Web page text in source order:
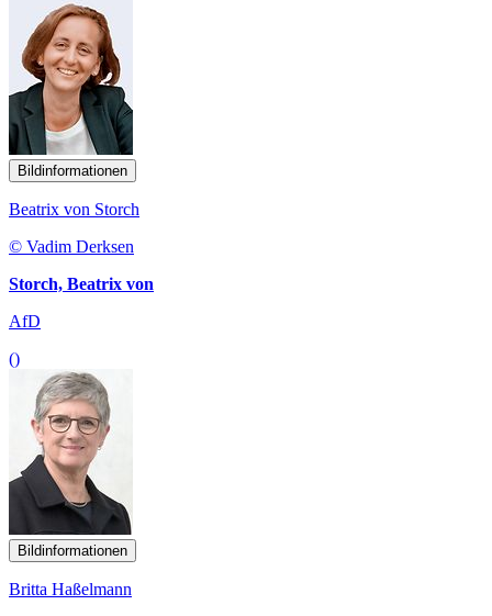
Bildinformationen
Beatrix von Storch
© Vadim Derksen
Storch, Beatrix von
AfD
()
Bildinformationen
Britta Haßelmann